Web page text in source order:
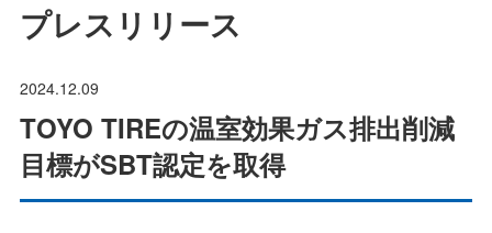
プレスリリース
2024.12.09
TOYO TIREの温室効果ガス排出削減
目標がSBT認定を取得